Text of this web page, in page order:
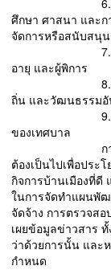
6. จัดการ ส่
ศึกษา ศาสนา และ
จัดการหรือสนับสนุ
7. ส่งเสริมก
อายุ และผู้พิการ
8. บำรุงศิลป
ถิ่น และวัฒนธรรม
9. หน้าที่อื่น
ของเทศบาล
การปฏิบัติงา
ต้องเป็นไปเพื่อปร
กิจการบ้านเมืองที่ดี
ในการจัดทำแผนพั
จัดจ้าง การตรวจส
เผยข้อมูลข่าวสาร
ว่าด้วยการนั้น และ
กำหนด